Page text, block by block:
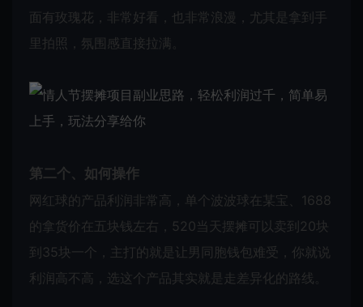
面有玫瑰花，非常好看，也非常浪漫，尤其是拿到手
里拍照，氛围感直接拉满。
第二个、如何操作
网红球的产品利润非常高，单个波波球在某宝、1688
的拿货价在五块钱左右，520当天摆摊可以卖到20块
到35块一个，主打的就是让男同胞钱包难受，你就说
利润高不高，选这个产品其实就是走差异化的路线。